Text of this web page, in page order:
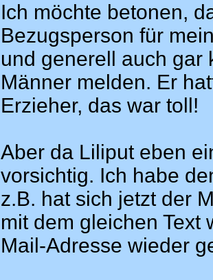
Ich möchte betonen,
Bezugsperson für
und generell auch gar
Männer melden. Er
Erzieher, das war toll!
Aber da Liliput eben
vorsichtig. Ich habe
z.B. hat sich jetzt der
mit dem gleichen Text
Mail-Adresse wieder